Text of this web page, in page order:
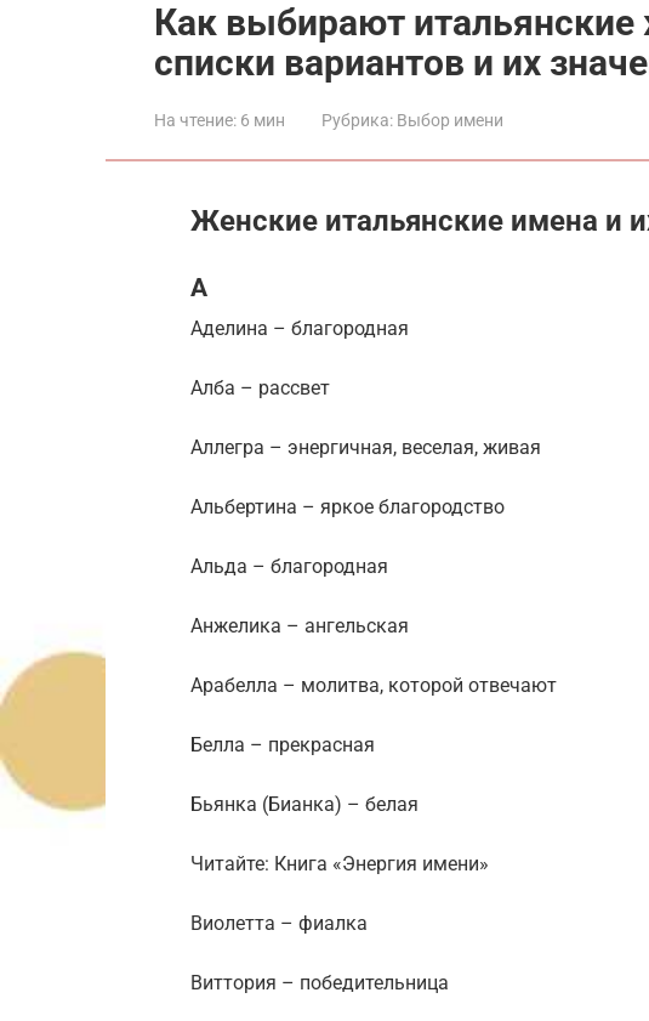
Как выбирают
списки вариантов и их
На чтение: 6 мин Рубрика: Выбор имени
Женские итальянские имена и
А
Аделина – благородная
Алба – рассвет
Аллегра – энергичная, веселая, живая
Альбертина – яркое благородство
Альда – благородная
Анжелика – ангельская
Арабелла – молитва, которой отвечают
Белла – прекрасная
Бьянка (Бианка) – белая
Читайте: Книга «Энергия имени»
Виолетта – фиалка
Виттория – победительница